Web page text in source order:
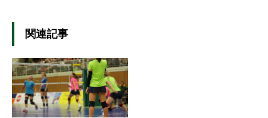
関連記事